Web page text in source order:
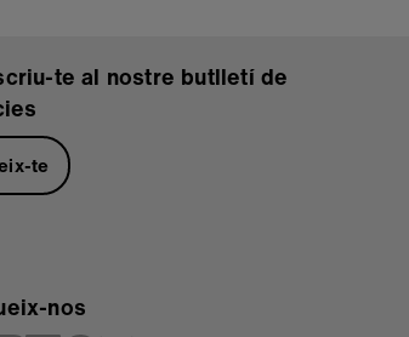
te al nostre butlletí de
te
nos